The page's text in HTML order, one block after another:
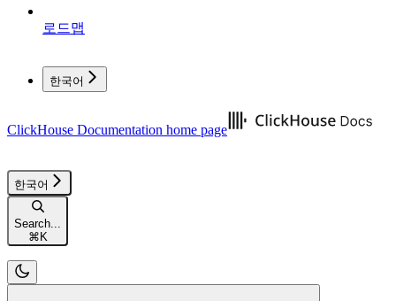
로드맵
한국어
ClickHouse Documentation home page
한국어
Search...
⌘ K